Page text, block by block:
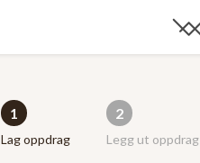
1
Lag oppdrag
2
Legg ut oppdrag